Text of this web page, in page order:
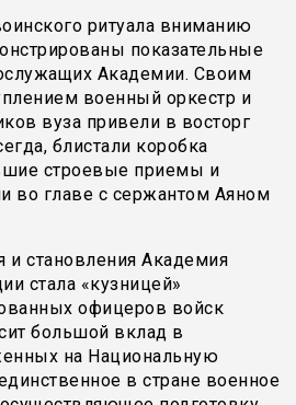
ритуала вниманию
показательные
Академии. Своим
военный оркестр и
вуза привели в восторг
блистали коробка
строевые приемы и
во главе с сержантом Аяном
и становления Академия
стала «кузницей»
офицеров войск
большой вклад в
на Национальную
в стране военное